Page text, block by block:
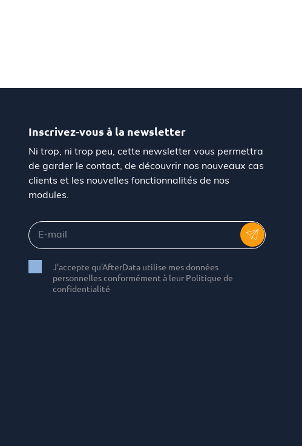
Inscrivez-vous à la newsletter
Ni trop, ni trop peu, cette newsletter vous permettra
de garder le contact, de découvrir nos nouveaux cas
clients et les nouvelles fonctionnalités de nos
modules.
J'accepte qu'AfterData utilise mes données
personnelles conformément à leur Politique de
confidentialité